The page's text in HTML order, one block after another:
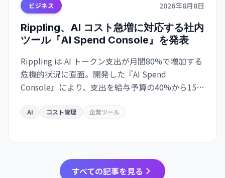
ビジネス 2026年8月8日
Rippling、AI コスト急増に対応する社内
ツール『AI Spend Console』を発表
Rippling は AI トークン支出が月間80%で増加する
危機的状況に直面。開発した『AI Spend
Console』により、支出を給与予算の40%から15%
た。
AI コスト管理 企業ツール
すべての記事を見る